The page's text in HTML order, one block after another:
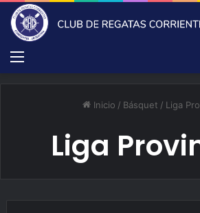
Menú
Inicio / Básquet / Liga
Liga